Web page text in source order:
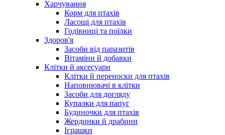
Харчування
Корм для птахів
Ласощі для птахів
Годівниці та поїлки
Здоров'я
Засоби від паразитів
Вітаміни й добавки
Клітки й аксесуари
Клітки й переноски для птахів
Наповнювачі в клітки
Засоби для догляду
Купалки для папуг
Будиночки для птахів
Жердинки й драбини
Іграшки